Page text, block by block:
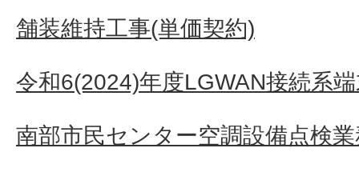
舗装維持工事(単価契約)
令和6(2024)年度LGWAN接続系
南部市民センター空調設備点検